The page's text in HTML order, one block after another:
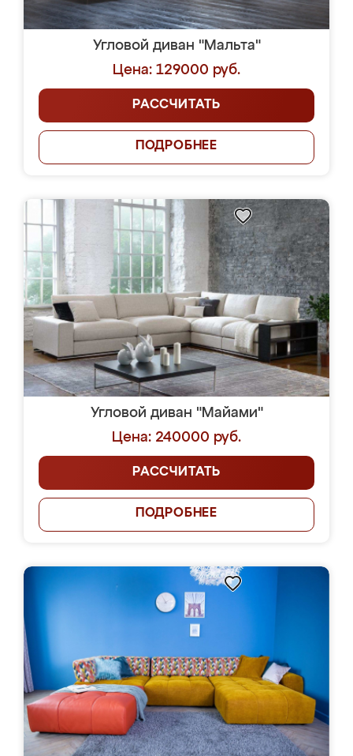
Угловой диван "Мальта"
Цена: 129000 руб.
РАССЧИТАТЬ
ПОДРОБНЕЕ
Угловой диван "Майами"
Цена: 240000 руб.
РАССЧИТАТЬ
ПОДРОБНЕЕ